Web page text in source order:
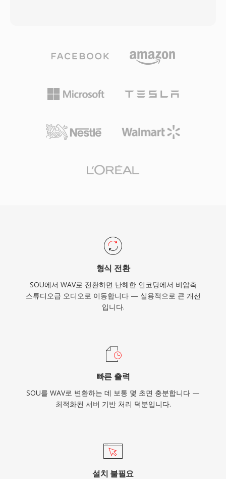
최소 오버헤드는 또한 모든 현대 컨테이너로의 변
환이 무손실이고 즉각적임을 의미합니다 — 원시
어떤 트랜스코딩도 필요하지 않기 때문입니다.
터, 미디어 플레이어에서 보편적으로 인정받는 교
kHz 스테레오 16비트 샘플을 사용하며, 전문 워크
플로에서는 최대 192 kHz의 24비트 또는 32비트
장점은 무손실 충실도입니다: 표준 WAV는 압축을
호되는 선택입니다. WAV는 또한 INFO 및 BWF 청
제한을 부과하지만, RF64가 이 한계를 없앱니다.
형식 전환
SOU에서 WAV로 전환하면 난해한 인코딩에서 비압축
스튜디오급 오디오로 이동합니다 — 실용적으로 큰 개선
입니다.
빠른 출력
SOU를 WAV로 변환하는 데 보통 몇 초면 충분합니다 —
최적화된 서버 기반 처리 덕분입니다.
설치 불필요